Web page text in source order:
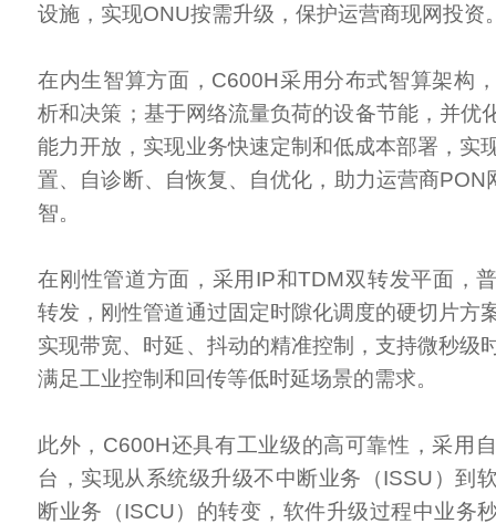
设施，实现ONU按需升级，保护运营商现网投资
在内生智算方面，C600H采用分布式智算架构
析和决策；基于网络流量负荷的设备节能，并优
能力开放，实现业务快速定制和低成本部署，实
置、自诊断、自恢复、自优化，助力运营商PON
智。
在刚性管道方面，采用IP和TDM双转发平面，
转发，刚性管道通过固定时隙化调度的硬切片方
实现带宽、时延、抖动的精准控制，支持微秒级
满足工业控制和回传等低时延场景的需求。
此外，C600H还具有工业级的高可靠性，采用
台，实现从系统级升级不中断业务（ISSU）到
断业务（ISCU）的转变，软件升级过程中业务